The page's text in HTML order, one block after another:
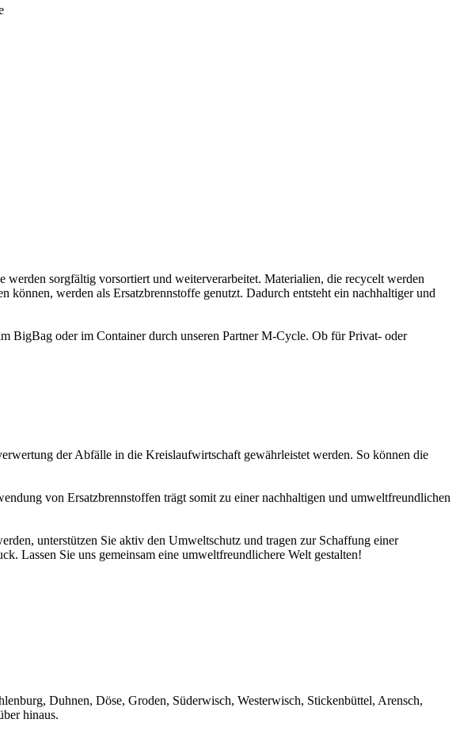
sorgfältig vorsortiert und weiterverarbeitet. Materialien, die recycelt werden
werden als Ersatzbrennstoffe genutzt. Dadurch entsteht ein nachhaltiger und
BigBag oder im Container durch unseren Partner M-Cycle. Ob für Privat- oder
der Abfälle in die Kreislaufwirtschaft gewährleistet werden. So können die
von Ersatzbrennstoffen trägt somit zu einer nachhaltigen und umweltfreundlichen
unterstützen Sie aktiv den Umweltschutz und tragen zur Schaffung einer
Lassen Sie uns gemeinsam eine umweltfreundlichere Welt gestalten!
Duhnen, Döse, Groden, Süderwisch, Westerwisch, Stickenbüttel, Arensch,
hinaus.